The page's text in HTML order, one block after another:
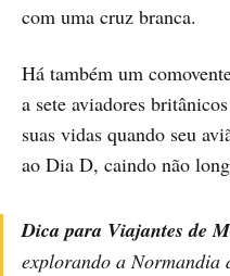
com uma cruz branca.
Há também um
a sete aviadores
suas vidas quando seu
ao Dia D, caindo não
Dica para Viajantes de
explorando a Normandia